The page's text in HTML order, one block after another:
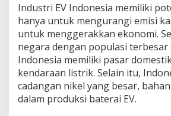
Industri EV Indonesia memiliki
hanya untuk mengurangi emisi
untuk menggerakkan ekonomi.
negara dengan populasi terbesar
Indonesia memiliki pasar
kendaraan listrik. Selain itu,
cadangan nikel yang besar,
dalam produksi baterai EV.